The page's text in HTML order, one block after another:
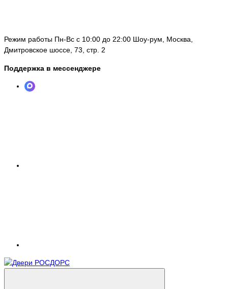
Режим работы Пн-Вс с 10:00 до 22:00 Шоу-рум, Москва,
Дмитровское шоссе, 73, стр. 2
Поддержка в мессенджере